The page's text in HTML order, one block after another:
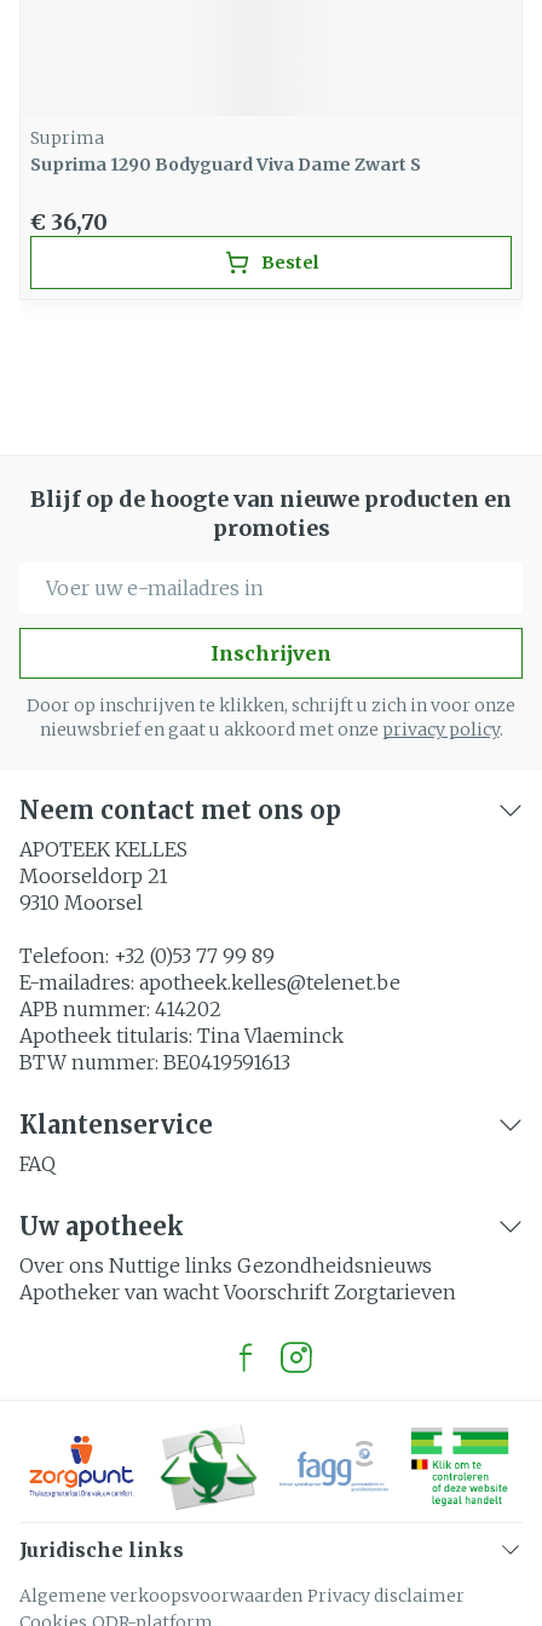
Suprima
Suprima 1290 Bodyguard Viva Dame Zwart S
€ 36,70
Bestel
Blijf op de hoogte van nieuwe producten en
promoties
Inschrijven
Door op inschrijven te klikken, schrijft u zich in voor onze
nieuwsbrief en gaat u akkoord met onze privacy policy.
Neem contact met ons op
APOTEEK KELLES
Moorseldorp 21
9310 Moorsel
Telefoon: +32 (0)53 77 99 89
E-mailadres: apotheek.kelles@telenet.be
APB nummer: 414202
Apotheek titularis: Tina Vlaeminck
BTW nummer: BE0419591613
Klantenservice
FAQ
Uw apotheek
Over ons Nuttige links Gezondheidsnieuws
Apotheker van wacht Voorschrift Zorgtarieven
Juridische links
Algemene verkoopsvoorwaarden Privacy disclaimer